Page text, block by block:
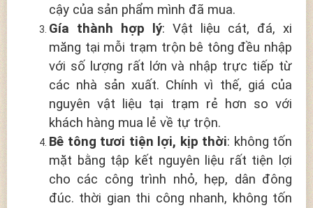
cậy của sản phẩm mình đã mua.
Gía thành hợp lý: Vật liệu cát, đá, xi
măng tại mỗi trạm trộn bê tông đều nhập
với số lượng rất lớn và nhập trực tiếp từ
các nhà sản xuất. Chính vì thế, giá của
nguyên vật liệu tại trạm rẻ hơn so với
khách hàng mua lẻ về tự trộn.
Bê tông tươi tiện lợi, kịp thời: không tốn
mặt bằng tập kết nguyên liệu rất tiện lợi
cho các công trình nhỏ, hẹp, dân đông
đúc. thời gian thi công nhanh, không tốn